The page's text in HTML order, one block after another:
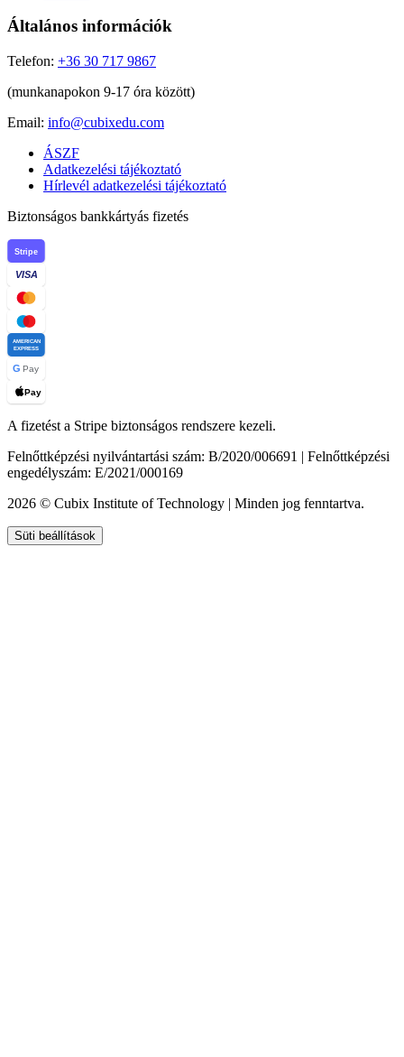
Általános információk
Telefon: +36 30 717 9867
(munkanapokon 9-17 óra között)
Email: info@cubixedu.com
ÁSZF
Adatkezelési tájékoztató
Hírlevél adatkezelési tájékoztató
Biztonságos bankkártyás fizetés
Stripe
VISA
AMERICAN
EXPRESS
G Pay
Pay
A fizetést a Stripe biztonságos rendszere kezeli.
Felnőttképzési nyilvántartási szám: B/2020/006691 | Felnőttképzési
engedélyszám: E/2021/000169
2026 © Cubix Institute of Technology | Minden jog fenntartva.
Süti beállítások